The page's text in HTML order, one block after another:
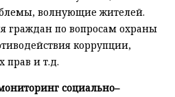
волнующие жителей.
граждан по вопросам охраны
коррупции,
прав и т.д.
социально–